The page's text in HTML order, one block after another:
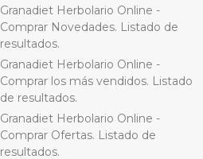
Granadiet Herbolario Online -
Comprar Novedades. Listado de
resultados.
Granadiet Herbolario Online -
Comprar los más vendidos. Listado
de resultados.
Granadiet Herbolario Online -
Comprar Ofertas. Listado de
resultados.